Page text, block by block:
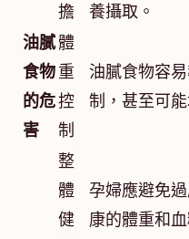
油膩
食物
的危
害
擔
養攝取。
體
重
控
制
油膩食物容
制，甚至可
整
體
健
孕婦應避免
康的體重和血